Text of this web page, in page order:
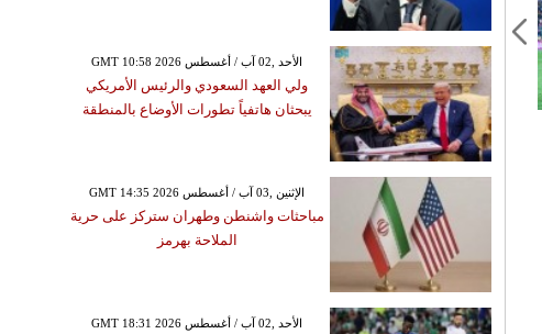
الإثنين ,22 حزيران / يونيو GMT 04:49
2026
موعد مباراة تونس القادمة ضد
والقنوات الناقلة
GMT 10:58 2026 الأحد ,02 آب / أغسطس
ولي العهد السعودي والرئيس الأمريكي
يبحثان هاتفياً تطورات الأوضاع بالمنطقة
GMT 14:35 2026 الإثنين ,03 آب / أغسطس
مباحثات واشنطن وطهران ستركز على حرية
الملاحة بهرمز
GMT 18:31 2026 الأحد ,02 آب / أغسطس